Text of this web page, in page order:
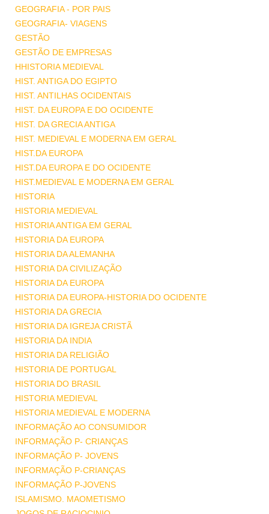
GEOGRAFIA - POR PAIS
GEOGRAFIA- VIAGENS
GESTÃO
GESTÃO DE EMPRESAS
HHISTORIA MEDIEVAL
HIST. ANTIGA DO EGIPTO
HIST. ANTILHAS OCIDENTAIS
HIST. DA EUROPA E DO OCIDENTE
HIST. DA GRECIA ANTIGA
HIST. MEDIEVAL E MODERNA EM GERAL
HIST.DA EUROPA
HIST.DA EUROPA E DO OCIDENTE
HIST.MEDIEVAL E MODERNA EM GERAL
HISTORIA
HISTORIA MEDIEVAL
HISTORIA ANTIGA EM GERAL
HISTORIA DA EUROPA
HISTORIA DA ALEMANHA
HISTORIA DA CIVILIZAÇÃO
HISTORIA DA EUROPA
HISTORIA DA EUROPA-HISTORIA DO OCIDENTE
HISTORIA DA GRECIA
HISTORIA DA IGREJA CRISTÃ
HISTORIA DA INDIA
HISTORIA DA RELIGIÃO
HISTORIA DE PORTUGAL
HISTORIA DO BRASIL
HISTORIA MEDIEVAL
HISTORIA MEDIEVAL E MODERNA
INFORMAÇÃO AO CONSUMIDOR
INFORMAÇÃO P- CRIANÇAS
INFORMAÇÃO P- JOVENS
INFORMAÇÃO P-CRIANÇAS
INFORMAÇÃO P-JOVENS
ISLAMISMO. MAOMETISMO